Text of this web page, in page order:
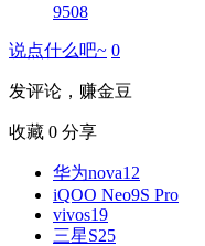
9508
说点什么吧~ 0
发评论，赚金豆
收藏 0 分享
华为nova12
iQOO Neo9S Pro
vivos19
三星S25